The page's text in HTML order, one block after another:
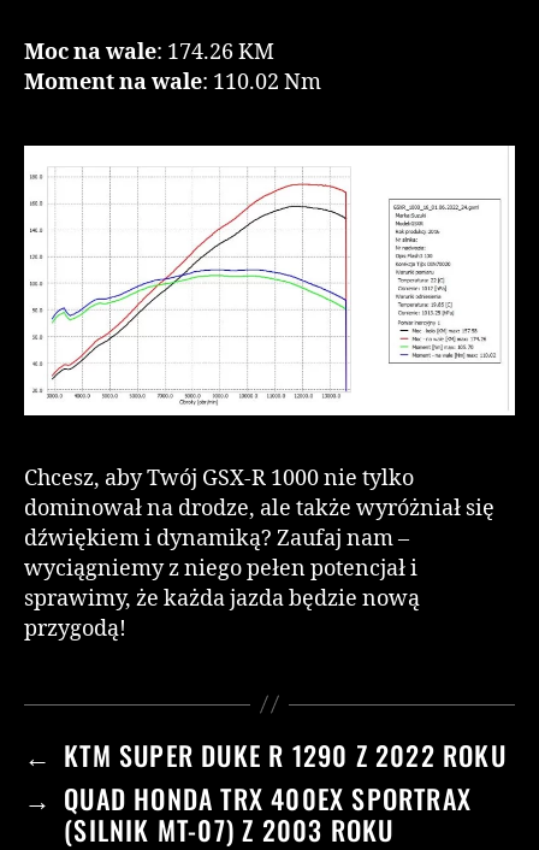
Moc na wale: 174.26 KM
Moment na wale: 110.02 Nm
Chcesz, aby Twój GSX-R 1000 nie tylko
dominował na drodze, ale także wyróżniał się
dźwiękiem i dynamiką? Zaufaj nam –
wyciągniemy z niego pełen potencjał i
sprawimy, że każda jazda będzie nową
przygodą!
← KTM SUPER DUKE R 1290 Z 2022 ROKU
→ QUAD HONDA TRX 400EX SPORTRAX
(SILNIK MT-07) Z 2003 ROKU